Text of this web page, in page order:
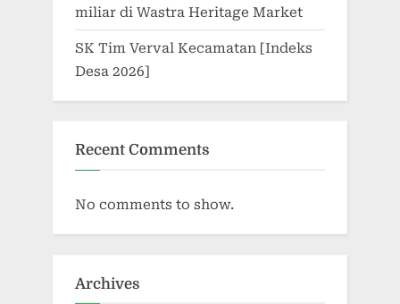
miliar di Wastra Heritage Market
SK Tim Verval Kecamatan [Indeks
Desa 2026]
Recent Comments
No comments to show.
Archives